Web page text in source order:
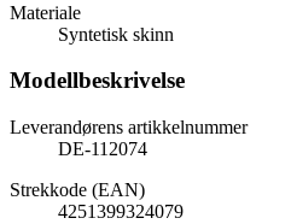
Materiale
Syntetisk skinn
Modellbeskrivelse
Leverandørens artikkelnummer
DE-112074
Strekkode (EAN)
4251399324079